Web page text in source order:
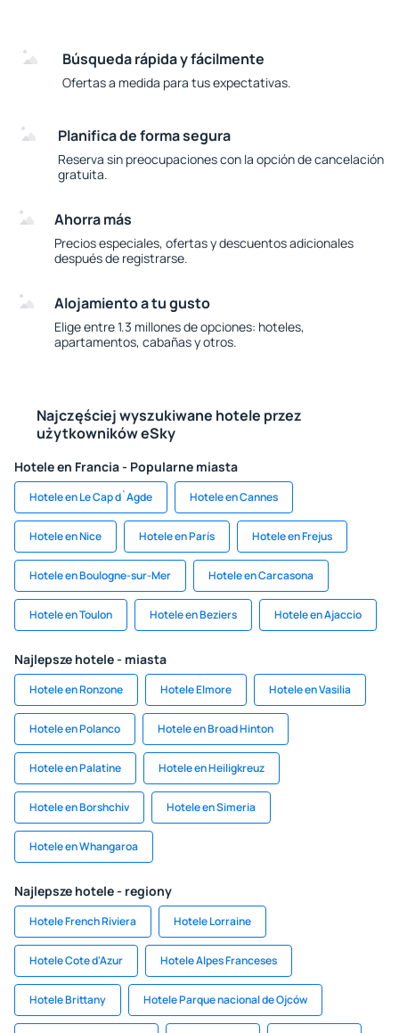
Búsqueda rápida y fácilmente
Ofertas a medida para tus expectativas.
Planifica de forma segura
Reserva sin preocupaciones con la opción de cancelación
gratuita.
Ahorra más
Precios especiales, ofertas y descuentos adicionales
después de registrarse.
Alojamiento a tu gusto
Elige entre 1.3 millones de opciones: hoteles,
apartamentos, cabañas y otros.
Najczęściej wyszukiwane hotele przez
użytkowników eSky
Hotele en Francia - Popularne miasta
Hotele en Le Cap d`Agde Hotele en Cannes
Hotele en Nice Hotele en París Hotele en Frejus
Hotele en Boulogne-sur-Mer Hotele en Carcasona
Hotele en Toulon Hotele en Beziers Hotele en Ajaccio
Najlepsze hotele - miasta
Hotele en Ronzone Hotele Elmore Hotele en Vasilia
Hotele en Polanco Hotele en Broad Hinton
Hotele en Palatine Hotele en Heiligkreuz
Hotele en Borshchiv Hotele en Simeria
Hotele en Whangaroa
Najlepsze hotele - regiony
Hotele French Riviera Hotele Lorraine
Hotele Cote d'Azur Hotele Alpes Franceses
Hotele Brittany Hotele Parque nacional de Ojców